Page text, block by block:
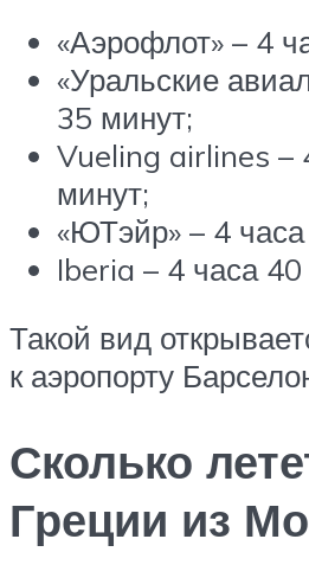
«Аэрофлот» – 4
«Уральские
35 минут;
Vueling airlines –
минут;
«ЮТэйр» – 4
Iberia – 4 часа
Такой вид
к аэропорту
Сколько
Греции из